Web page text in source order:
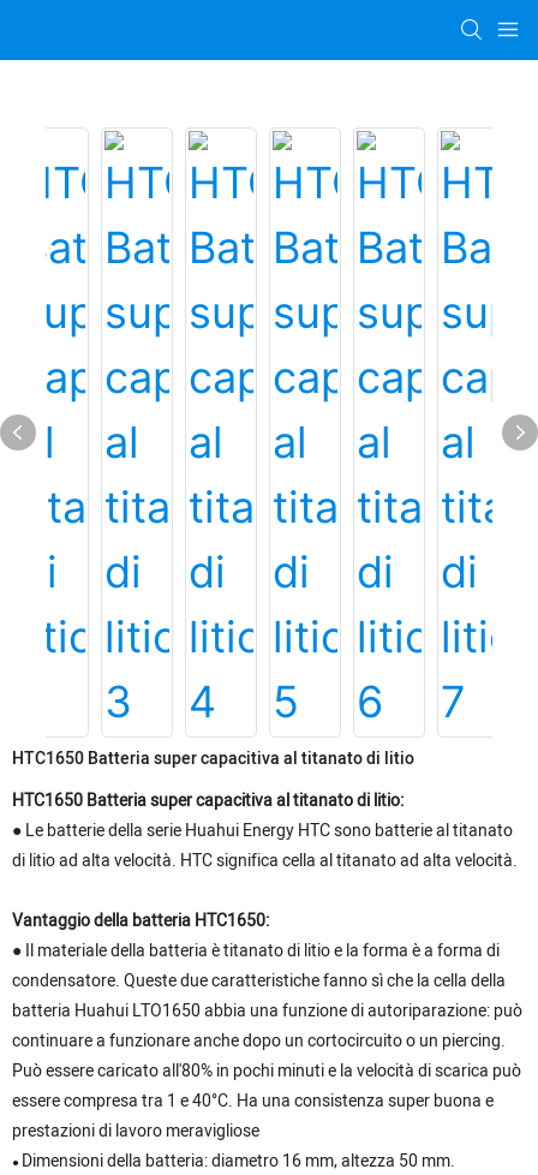
HTC1650 Batteria super capacitiva al titanato di litio
HTC1650 Batteria super capacitiva al titanato di litio:
● Le batterie della serie Huahui Energy HTC sono batterie al titanato
di litio ad alta velocità. HTC significa cella al titanato ad alta velocità.
Vantaggio della batteria HTC1650:
● Il materiale della batteria è titanato di litio e la forma è a forma di
condensatore. Queste due caratteristiche fanno sì che la cella della
batteria Huahui LTO1650 abbia una funzione di autoriparazione: può
continuare a funzionare anche dopo un cortocircuito o un piercing.
Può essere caricato all'80% in pochi minuti e la velocità di scarica può
essere compresa tra 1 e 40°C. Ha una consistenza super buona e
prestazioni di lavoro meravigliose
● Dimensioni della batteria: diametro 16 mm, altezza 50 mm.